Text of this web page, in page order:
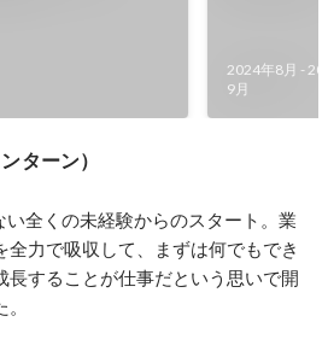
2024年8月 -
9月
ターン）
全くの未経験からのスタート。業
全力で吸収して、まずは何でもでき
長することが仕事だという思いで開